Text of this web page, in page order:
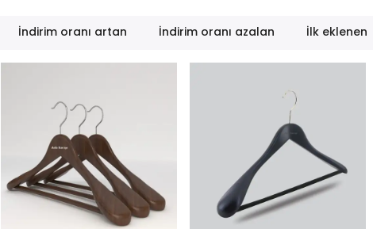
İndirim oranı artan İndirim oranı azalan İlk eklenen